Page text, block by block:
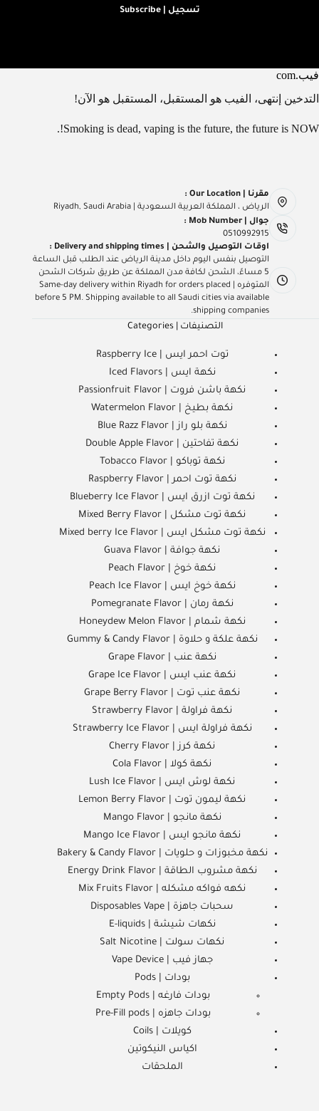
تسجيل | Subscribe
فيب.com
التدخين إنتهى، الفيب هو المستقبل، المستقبل هو الآن!
Smoking is dead, vaping is the future, the future is NOW!.
مقرنا | Our Location :
الرياض ، المملكة العربية السعودية | Riyadh, Saudi Arabia
جوال | Mob Number :
0510992915
اوقات التوصيل والشحن | Delivery and shipping times :
التوصيل بنفس اليوم داخل مدينة الرياض عند الطلب قبل الساعة
5 مساءً، الشحن لكافة مدن المملكة عن طريق شركات الشحن
المتوفره | Same-day delivery within Riyadh for orders placed
before 5 PM. Shipping available to all Saudi cities via available
shipping companies.
التصنيفات | Categories
توت احمر ايس | Raspberry Ice
نكهة ايس | Iced Flavors
نكهة باشن فروت | Passionfruit Flavor
نكهة بطيخ | Watermelon Flavor
نكهة بلو راز | Blue Razz Flavor
نكهة تفاحتين | Double Apple Flavor
نكهة توباكو | Tobacco Flavor
نكهة توت احمر | Raspberry Flavor
نكهة توت ازرق ايس | Blueberry Ice Flavor
نكهة توت مشكل | Mixed Berry Flavor
نكهة توت مشكل ايس | Mixed berry Ice Flavor
نكهة جوافة | Guava Flavor
نكهة خوخ | Peach Flavor
نكهة خوخ ايس | Peach Ice Flavor
نكهة رمان | Pomegranate Flavor
نكهة شمام | Honeydew Melon Flavor
نكهة علكة و حلاوة | Gummy & Candy Flavor
نكهة عنب | Grape Flavor
نكهة عنب ايس | Grape Ice Flavor
نكهة عنب توت | Grape Berry Flavor
نكهة فراولة | Strawberry Flavor
نكهة فراولة ايس | Strawberry Ice Flavor
نكهة كرز | Cherry Flavor
نكهة كولا | Cola Flavor
نكهة لوش ايس | Lush Ice Flavor
نكهة ليمون توت | Lemon Berry Flavor
نكهة مانجو | Mango Flavor
نكهة مانجو ايس | Mango Ice Flavor
نكهة مخبوزات و حلويات | Bakery & Candy Flavor
نكهة مشروب الطاقة | Energy Drink Flavor
نكهه فواكه مشكله | Mix Fruits Flavor
سحبات جاهزة | Disposables Vape
نكهات شيشة | E-liquids
نكهات سولت | Salt Nicotine
جهاز فيب | Vape Device
بودات | Pods
بودات فارغه | Empty Pods
بودات جاهزه | Pre-Fill pods
كويلات | Coils
اكياس النيكوتين
الملحقات